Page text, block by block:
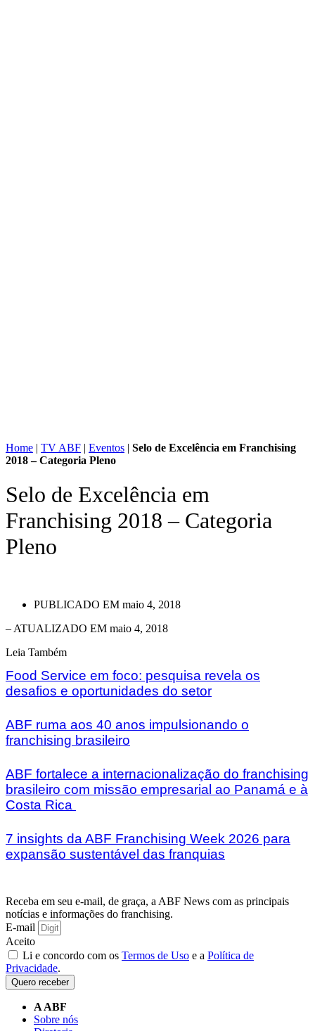
Home | TV ABF | Eventos | Selo de Excelência em Franchising
2018 – Categoria Pleno
Selo de Excelência em
Franchising 2018 – Categoria
Pleno
PUBLICADO EM maio 4, 2018
– ATUALIZADO EM maio 4, 2018
Leia Também
Food Service em foco: pesquisa revela os
desafios e oportunidades do setor
ABF ruma aos 40 anos impulsionando o
franchising brasileiro
ABF fortalece a internacionalização do franchising
brasileiro com missão empresarial ao Panamá e à
Costa Rica
7 insights da ABF Franchising Week 2026 para
expansão sustentável das franquias
Receba em seu e-mail, de graça, a ABF News com as principais
notícias e informações do franchising.
E-mail
Aceito
Li e concordo com os Termos de Uso e a Política de
Privacidade.
Quero receber
A ABF
Sobre nós